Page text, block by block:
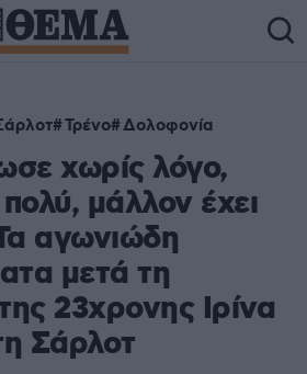
Τρένο Δολοφονία
χωρίς λόγο,
μάλλον έχει
αγωνιώδη
μετά τη
23χρονης Ιρίνα
Σάρλοτ